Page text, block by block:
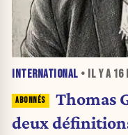
INTERNATIONAL • IL Y A 16
Thomas
deux